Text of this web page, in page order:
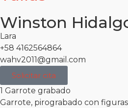
Winston
Lara
+58 4162564864
wahv2011@gmail.com
Solicitar cita
1 Garrote grabado
Garrote, pirograbado con